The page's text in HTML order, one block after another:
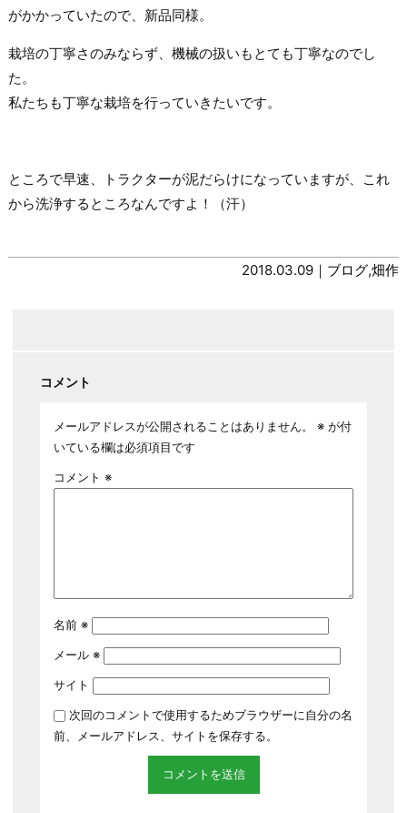
がかかっていたので、新品同様。
栽培の丁寧さのみならず、機械の扱いもとても丁寧なのでし
た。
私たちも丁寧な栽培を行っていきたいです。
ところで早速、トラクターが泥だらけになっていますが、これ
から洗浄するところなんですよ！（汗）
2018.03.09｜ ブログ,畑作
コメント
メールアドレスが公開されることはありません。 ※が付
いている欄は必須項目です
コメント ※
名前 ※
メール ※
サイト
次回のコメントで使用するためブラウザーに自分の名
前、メールアドレス、サイトを保存する。